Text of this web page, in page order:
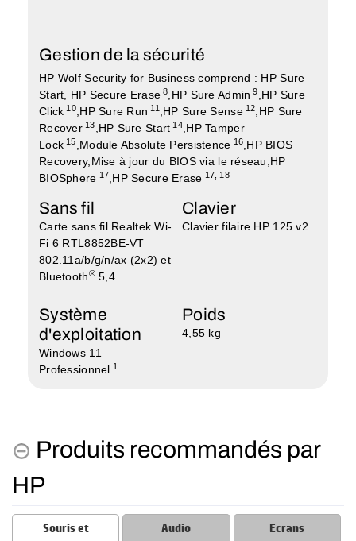
Gestion de la sécurité
HP Wolf Security for Business comprend : HP Sure
Start, HP Secure Erase 8 ,HP Sure Admin 9 ,HP Sure
Click 10,HP Sure Run 11,HP Sure Sense 12 ,HP Sure
Recover 13 ,HP Sure Start 14 ,HP Tamper
Lock 15 ,Module Absolute Persistence 16 ,HP BIOS
Recovery,Mise à jour du BIOS via le réseau,HP
BIOSphere 17 ,HP Secure Erase 17 18
Sans fil
Carte sans fil Realtek Wi-
Fi 6 RTL8852BE-VT
802.11a/b/g/n/ax (2x2) et
Bluetooth®5,4
Clavier
Clavier filaire HP 125 v2
Système
d'exploitation
Windows 11
Professionnel 1
Poids
4,55 kg
Produits recommandés par
HP
Souris et
Audio Ecrans